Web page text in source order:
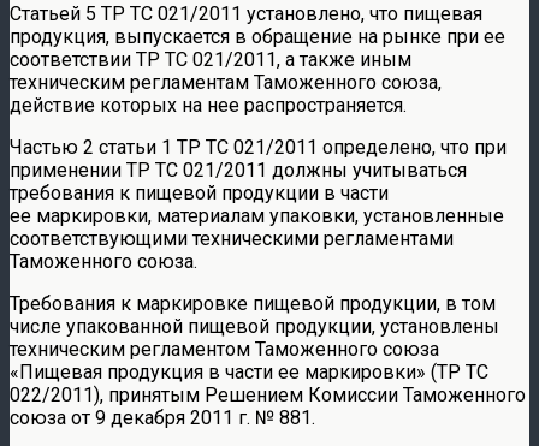
Статьей 5 TP ТС 021/2011 установлено, что пищевая
продукция, выпускается в обращение на рынке при ее
соответствии TP ТС 021/2011, а также иным
техническим регламентам Таможенного союза,
действие которых на нее распространяется.
Частью 2 статьи 1 TP ТС 021/2011 определено, что при
применении TP ТС 021/2011 должны учитываться
требования к пищевой продукции в части
ее маркировки, материалам упаковки, установленные
соответствующими техническими регламентами
Таможенного союза.
Требования к маркировке пищевой продукции, в том
числе упакованной пищевой продукции, установлены
техническим регламентом Таможенного союза
«Пищевая продукция в части ее маркировки» (TP ТС
022/2011), принятым Решением Комиссии Таможенного
союза от 9 декабря 2011 г. № 881.